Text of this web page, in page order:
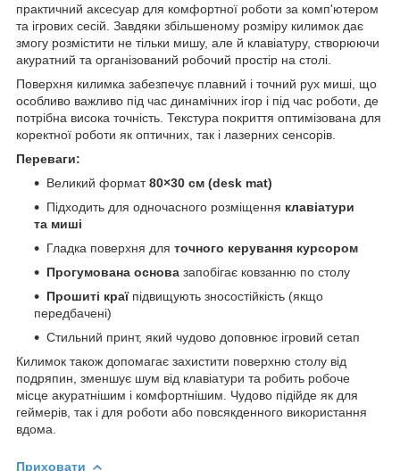
практичний аксесуар для комфортної роботи за комп'ютером
та ігрових сесій. Завдяки збільшеному розміру килимок дає
змогу розмістити не тільки мишу, але й клавіатуру, створюючи
акуратний та організований робочий простір на столі.
Поверхня килимка забезпечує плавний і точний рух миші, що
особливо важливо під час динамічних ігор і під час роботи, де
потрібна висока точність. Текстура покриття оптимізована для
коректної роботи як оптичних, так і лазерних сенсорів.
Переваги:
Великий формат80×30 см (desk mat)
Підходить для одночасного розміщення клавіатури
та миші
Гладка поверхня для точного керування курсором
Прогумована основа запобігає ковзанню по столу
Прошиті країпідвищують зносостійкість (якщо
передбачені)
Стильний принт, який чудово доповнює ігровий сетап
Килимок також допомагає захистити поверхню столу від
подряпин, зменшує шум від клавіатури та робить робоче
місце акуратнішим і комфортнішим. Чудово підійде як для
геймерів, так і для роботи або повсякденного використання
вдома.
Приховати